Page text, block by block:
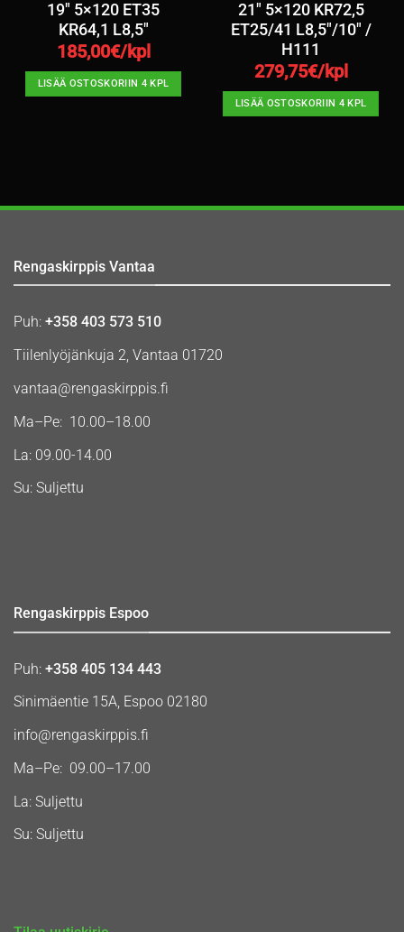
19″ 5×120 ET35
KR64,1 L8,5″
185,00€/kpl
LISÄÄ OSTOSKORIIN 4 KPL
21″ 5×120 KR72,5
ET25/41 L8,5″/10″ /
H111
279,75€/kpl
LISÄÄ OSTOSKORIIN 4 KPL
Rengaskirppis Vantaa
Puh: +358 403 573 510
Tiilenlyöjänkuja 2, Vantaa 01720
vantaa@rengaskirppis.fi
Ma–Pe: 10.00–18.00
La: 09.00-14.00
Su: Suljettu
Rengaskirppis Espoo
Puh: +358 405 134 443
Sinimäentie 15A, Espoo 02180
info@rengaskirppis.fi
Ma–Pe: 09.00–17.00
La: Suljettu
Su: Suljettu